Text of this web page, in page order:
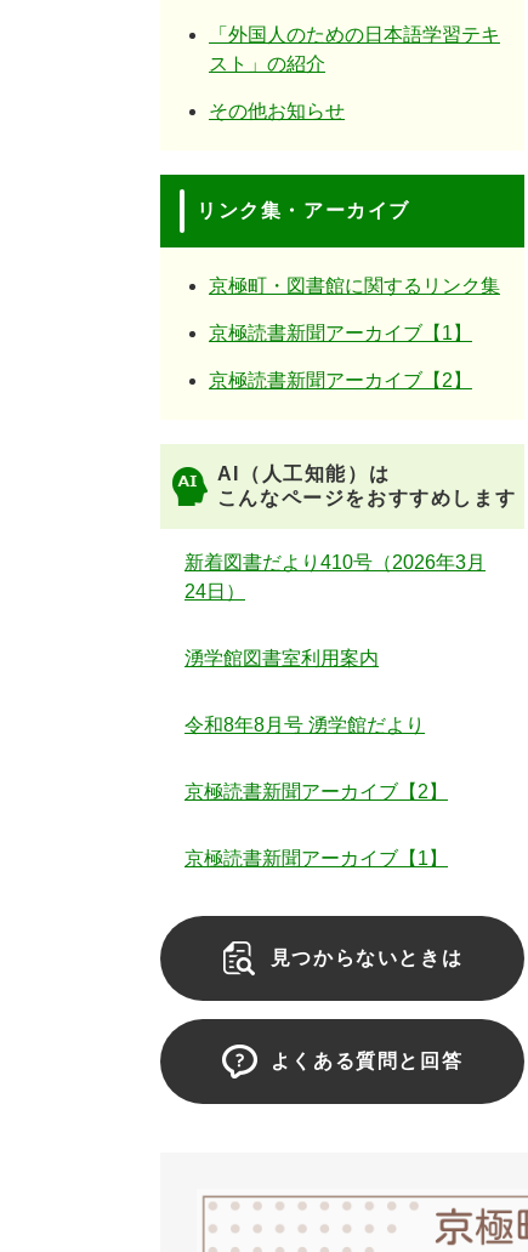
「外国人のための日本語学習テキ
スト」の紹介
その他お知らせ
リンク集・アーカイブ
京極町・図書館に関するリンク集
京極読書新聞アーカイブ【1】
京極読書新聞アーカイブ【2】
AI（人工知能）は
こんなページをおすすめします
新着図書だより410号（2026年3月
24日）
湧学館図書室利用案内
令和8年8月号 湧学館だより
京極読書新聞アーカイブ【2】
京極読書新聞アーカイブ【1】
見つからないときは
よくある質問と回答